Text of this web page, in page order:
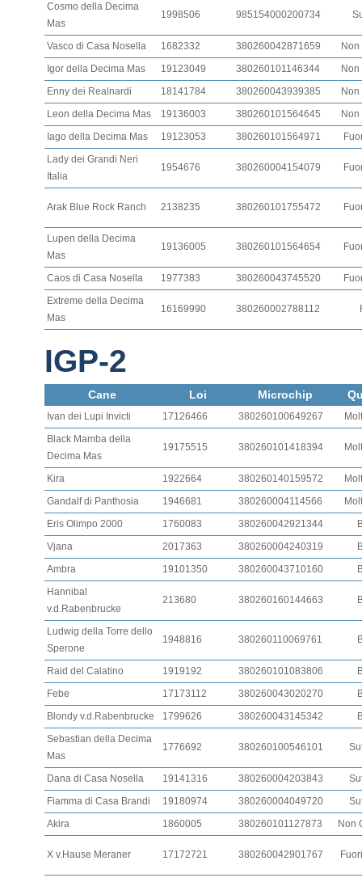
Cosmo della Decima
Mas
1998506 985154000200734
Vasco di Casa Nosella 1682332 380260042871659
Igor della Decima Mas
19123049 380260101146344
Enny dei Realnardi
18141784 380260043939385
Leon della Decima Mas
19136003 380260101564645
Iago della Decima Mas
19123053 380260101564971
Lady dei Grandi Neri
Italia
1954676 380260004154079
Arak Blue Rock Ranch 2138235 380260101755472
Lupen della Decima
Mas
19136005 380260101564654
Caos di Casa Nosella 1977383 380260043745520
Extreme della Decima
Mas
16169990 380260002788112
IGP-2
Cane Loi Microchip
Ivan dei Lupi Invicti 17126466 380260100649267
Black Mamba della
Decima Mas
19175515 380260101418394
Kira 1922664 380260140159572
Gandalf di Panthosia
1946681 380260004114566
Eris Olimpo 2000
1760083 380260042921344
Vjana
2017363 380260004240319
Ambra
19101350 380260043710160
Hannibal
v.d.Rabenbrucke
213680 380260160144663
Ludwig della Torre dello
Sperone
1948816 380260110069761
Raid del Calatino 1919192 380260101083806
Febe
17173112 380260043020270
Blondy v.d.Rabenbrucke
1799626 380260043145342
Sebastian della Decima
Mas
1776692 380260100546101
Dana di Casa Nosella 19141316 380260004203843
Fiamma di Casa Brandi
19180974 380260004049720
Akira
1860005 380260101127873 Non
X v.Hause Meraner 17172721 380260042901767